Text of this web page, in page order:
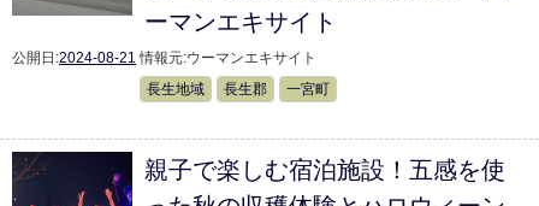
ーマンエキサイト
公開日:2024-08-21 情報元:ウーマンエキサイト
長生地域
長生郡 一宮町
親子で楽しむ宿泊施設！五感を使